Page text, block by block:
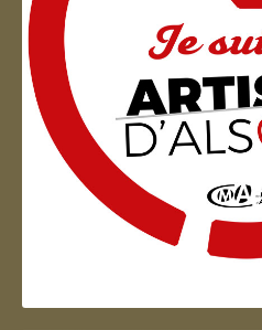
Artisan d'Alsace